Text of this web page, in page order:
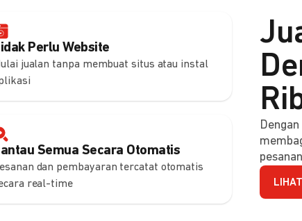
Perlu Website
jualan tanpa membuat situs atau instal
Semua Secara Otomatis
dan pembayaran tercatat otomatis
real-time